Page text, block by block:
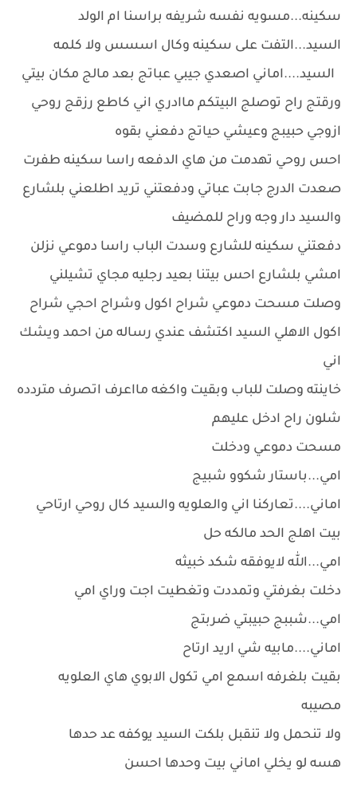
سكينه...مسويه نفسه شريفه براسنا ام الولد
السيد...التفت على سكينه وكال اسسس ولا كلمه
السيد....اماني اصعدي جيبي عباتج بعد مالج مكان بيتي
ورقتج راح توصلج البيتكم ماادري اني كاطع رزقج روحي
ازوجي حبيبج وعيشي حياتج دفعني بقوه
احس روحي تهدمت من هاي الدفعه راسا سكينه طفرت
صعدت الدرج جابت عباتي ودفعتني تريد اطلعني بلشارع
والسيد دار وجه وراح للمضيف
دفعتني سكينه للشارع وسدت الباب راسا دموعي نزلن
امشي بلشارع احس بيتنا بعيد رجليه مجاي تشيلني
وصلت مسحت دموعي شراح اكول وشراح احجي شراح
اكول الاهلي السيد اكتشف عندي رساله من احمد ويشك
اني
خاينته وصلت للباب وبقيت واكغه مااعرف اتصرف متردده
شلون راح ادخل عليهم
مسحت دموعي ودخلت
امي...باستار شكوو شبيج
اماني....تعاركنا اني والعلويه والسيد كال روحي ارتاحي
بيت اهلج الحد مالكه حل
امي...الله لايوفقه شكد خبيثه
دخلت بغرفتي وتمددت وتغطيت اجت وراي امي
امي...شببج حبيبتي ضربتج
اماني....مابيه شي اريد ارتاح
بقيت بلغرفه اسمع امي تكول الابوي هاي العلويه
مصيبه
ولا تنحمل ولا تنقبل بلكت السيد يوكفه عد حدها
هسه لو يخلي اماني بيت وحدها احسن